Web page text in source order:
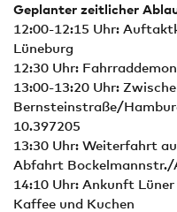
Geplanter zeitlicher
12:00-12:15 Uhr:
Lüneburg
12:30 Uhr:
13:00-13:20 Uhr:
Bernsteinstraße/
10.397205
13:30 Uhr: Weiterfahrt
Abfahrt Bockelmannstr./
14:10 Uhr: Ankunft
Kaffee und Kuchen